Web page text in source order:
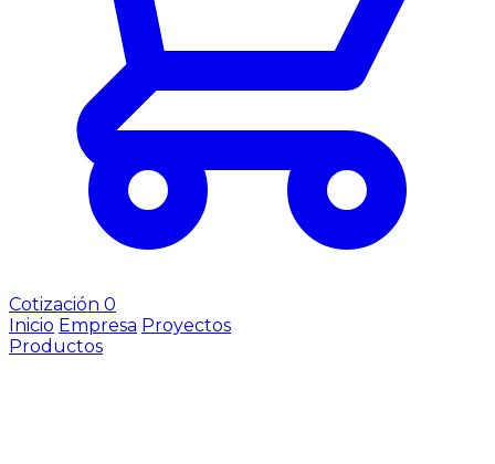
Cotización 0
Inicio Empresa Proyectos
Productos